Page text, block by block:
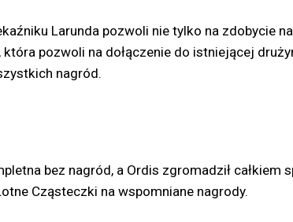
Larunda pozwoli nie tylko na zdobycie
która pozwoli na dołączenie do istniejącej
nagród.
bez nagród, a Ordis zgromadził
Cząsteczki na wspomniane nagrody.